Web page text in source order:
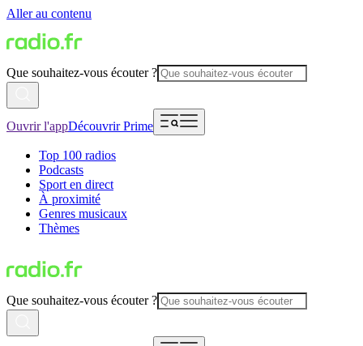
Aller au contenu
Que souhaitez-vous écouter ?
Ouvrir l'appDécouvrir Prime
Top 100 radios
Podcasts
Sport en direct
À proximité
Genres musicaux
Thèmes
Que souhaitez-vous écouter ?